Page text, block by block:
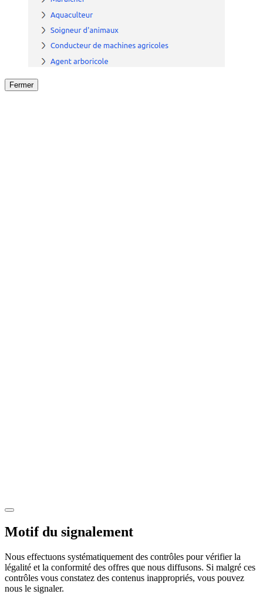
Fermer
Motif du signalement
Nous effectuons systématiquement des contrôles pour vérifier la
légalité et la conformité des offres que nous diffusons. Si malgré ces
contrôles vous constatez des contenus inappropriés, vous pouvez
nous le signaler.